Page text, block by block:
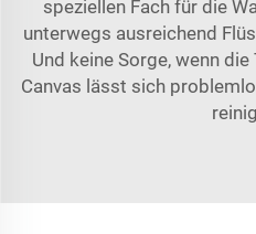
speziellen Fach für die
unterwegs ausreichend
Und keine Sorge, wenn
Canvas lässt sich